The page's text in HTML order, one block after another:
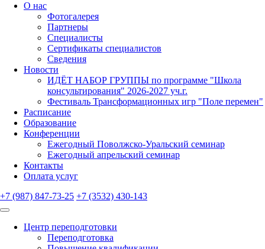
О нас
Фотогалерея
Партнеры
Специалисты
Сертификаты специалистов
Сведения
Новости
ИДЁТ НАБОР ГРУППЫ по программе "Школа
консультирования" 2026-2027 уч.г.
Фестиваль Трансформационных игр "Поле перемен"
Расписание
Образование
Конференции
Ежегодный Поволжско-Уральский семинар
Ежегодный апрельский семинар
Контакты
Оплата услуг
+7 (987) 847-73-25 +7 (3532) 430-143
Центр переподготовки
Переподготовка